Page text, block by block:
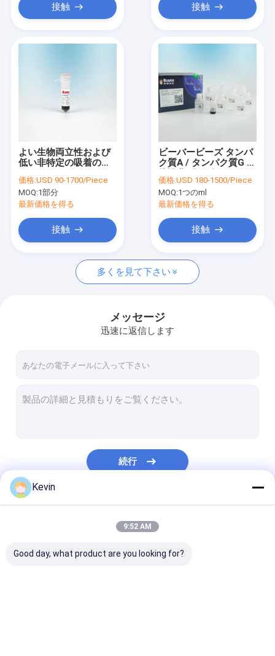
品質管理
私達に連絡しなさい
引用を要求しなさい
磁気ポリマー ビード
磁気アガロースのビード
磁気ビード蛋白質の浄化
DNAの図書館の構造キット
磁気分離の棚
接触 接触
よい生物両立性および
低い非特定の吸着の
価格:USD 90-1700/Piece
MOQ:1部分
最新価格を得る
接触
ビーバービーズ タンパ
ク質A / タンパク質G 抗
価格:USD 180-1500/Piece
MOQ:1つのml
最新価格を得る
接触
多くを見て下さい
メッセージ
迅速に返信します
続行
Kevin
9:52 AM
Good day, what product are you looking for?